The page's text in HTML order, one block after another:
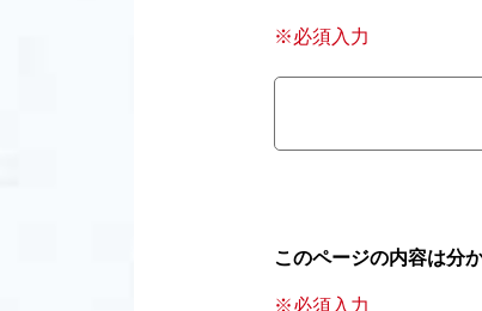
※必須入力
このページの内容は分
※必須入力